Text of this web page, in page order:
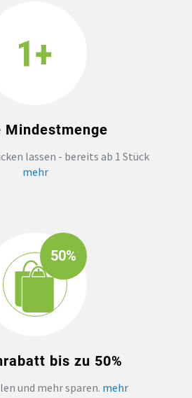
Mindestmenge
lassen - bereits ab 1 Stück
mehr
50%
bis zu 50%
und mehr sparen. mehr